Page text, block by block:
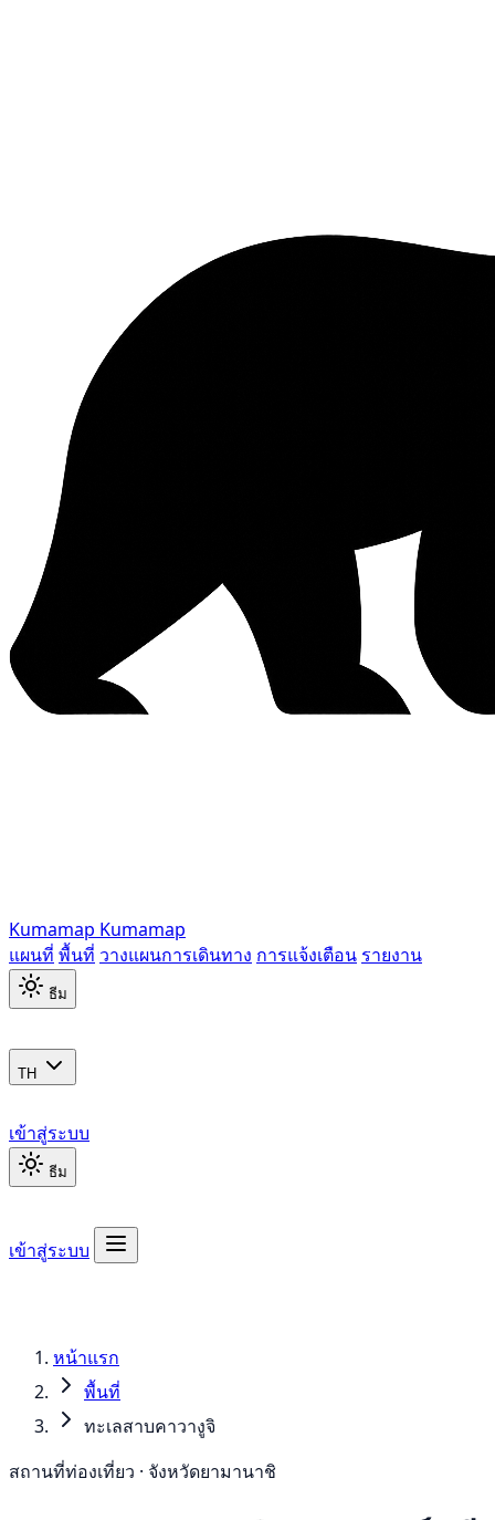
Kumamap Kumamap
แผนที่ พื้นที่ วางแผนการเดินทาง การแจ้งเตือน รายงาน
ธีม
TH
เข้าสู่ระบบ
ธีม
เข้าสู่ระบบ
หน้าแรก
พื้นที่
ทะเลสาบคาวางูจิ
สถานที่ท่องเที่ยว · จังหวัดยามานาชิ